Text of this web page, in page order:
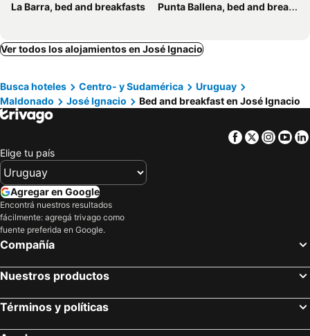
La Barra, bed and breakfasts
Punta Ballena, bed and breakfasts
Ver todos los alojamientos en José Ignacio
Busca hoteles Centro- y Sudamérica
Uruguay
Maldonado
José Ignacio Bed and breakfast en José Ignacio
Facebook
Twitter
Elige tu país
Agregar en Google
Encontrá nuestros resultados
fácilmente: agregá trivago como
fuente preferida en Google.
Compañía
Nuestros productos
Términos y políticas